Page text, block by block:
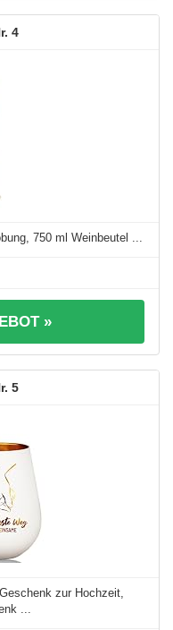
4
750 ml Weinbeutel ...
»
5
zur Hochzeit,
...